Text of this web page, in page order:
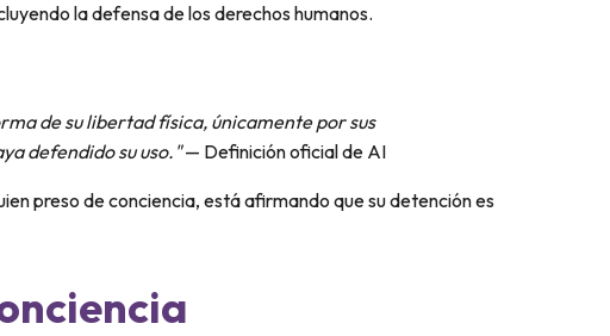
la defensa de los derechos humanos.
de su libertad física, únicamente por sus
defendido su uso."— Definición oficial de AI
preso de conciencia, está afirmando que su detención es